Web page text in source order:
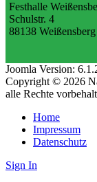
Festhalle
Schulstr. 4
88138 Weißensberg
Joomla Version:
Copyright © 2026
alle Rechte
Home
Impressum
Datenschutz
Sign In